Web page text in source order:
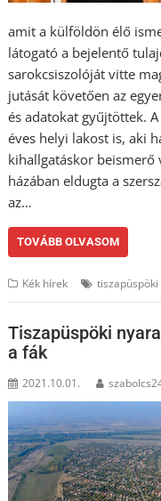
amit a külföldön élő
látogató a bejelentő
sarokcsiszolóját vitte
jutását követően az
és adatokat gyűjtöttek.
éves helyi lakost is, aki
kihallgatáskor beismerő
házában eldugta a
az…
TOVÁBB OLVASOM
Kék hírek tiszapüspöki
Tiszapüspöki
a fák
2021.10.01.